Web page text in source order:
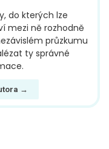
do kterých lze
mezi ně rozhodně
průzkumu
ty správné
→